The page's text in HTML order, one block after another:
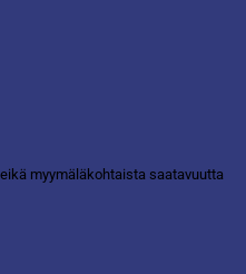
myymäläkohtaista saatavuutta